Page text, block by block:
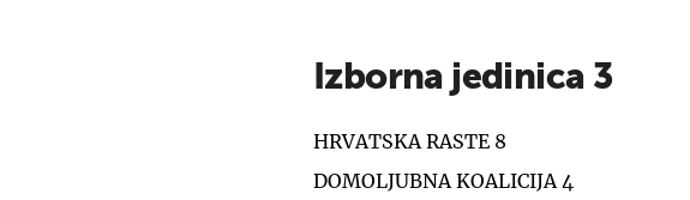
Izborna jedinica 3
HRVATSKA RASTE 8
DOMOLJUBNA KOALICIJA 4